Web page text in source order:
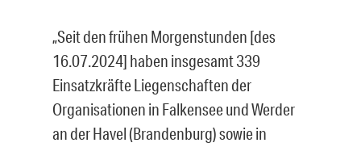
„Seit den frühen Morgenstunden [des
16.07.2024] haben insgesamt 339
Einsatzkräfte Liegenschaften der
Organisationen in Falkensee und Werder
an der Havel (Brandenburg) sowie in